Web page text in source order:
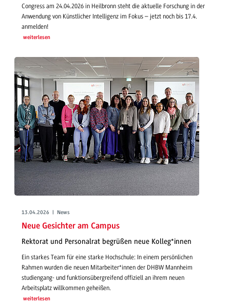
Congress am 24.04.2026 in Heilbronn steht die aktuelle Forschung in der
Anwendung von Künstlicher Intelligenz im Fokus – jetzt noch bis 17.4.
anmelden!
weiterlesen
13.04.2026 | News
Neue Gesichter am Campus
Rektorat und Personalrat begrüßen neue Kolleg*innen
Ein starkes Team für eine starke Hochschule: In einem persönlichen
Rahmen wurden die neuen Mitarbeiter*innen der DHBW Mannheim
studiengang- und funktionsübergreifend offiziell an ihrem neuen
Arbeitsplatz willkommen geheißen.
weiterlesen